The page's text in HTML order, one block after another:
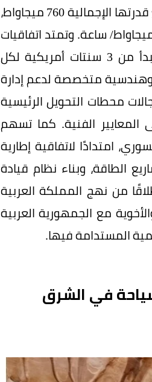
وتُعد هذه المشاريع من أبرز مشاريع الطاقة المتجددة في سورية، إذ تبلغ قدرتها الإجمالية 760 ميجاواط،
بأنظمة تخزين الطاقة بتقنية البطاريات بقدرة إجمالية تبلغ 1077 ميجاواط/ ساعة. وتمتد اتفاقيات
شراء الطاقة بين 20 و25 عامًا، فيما تنتج الكهرباء بأسعار تنافسية تبدأ من 3 سنتات أمريكية لكل
وهندسية متخصصة لدعم إدارة
محطات التحويل الرئيسية
المعايير الفنية. كما تسهم
امتدادًا لاتفاقية إطارية
الطاقة، وبناء نظام قيادة
من نهج المملكة العربية
مع الجمهورية العربية
المستدامة فيها.
في الشرق